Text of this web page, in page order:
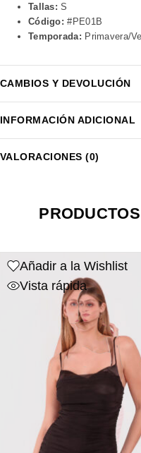
Tallas: S
Código: #PE01B
Temporada: Primavera/
CAMBIOS Y DEVOLUCIÓN
INFORMACIÓN ADICIONAL
VALORACIONES (0)
Añadir a la Wishlist
Vista rápida